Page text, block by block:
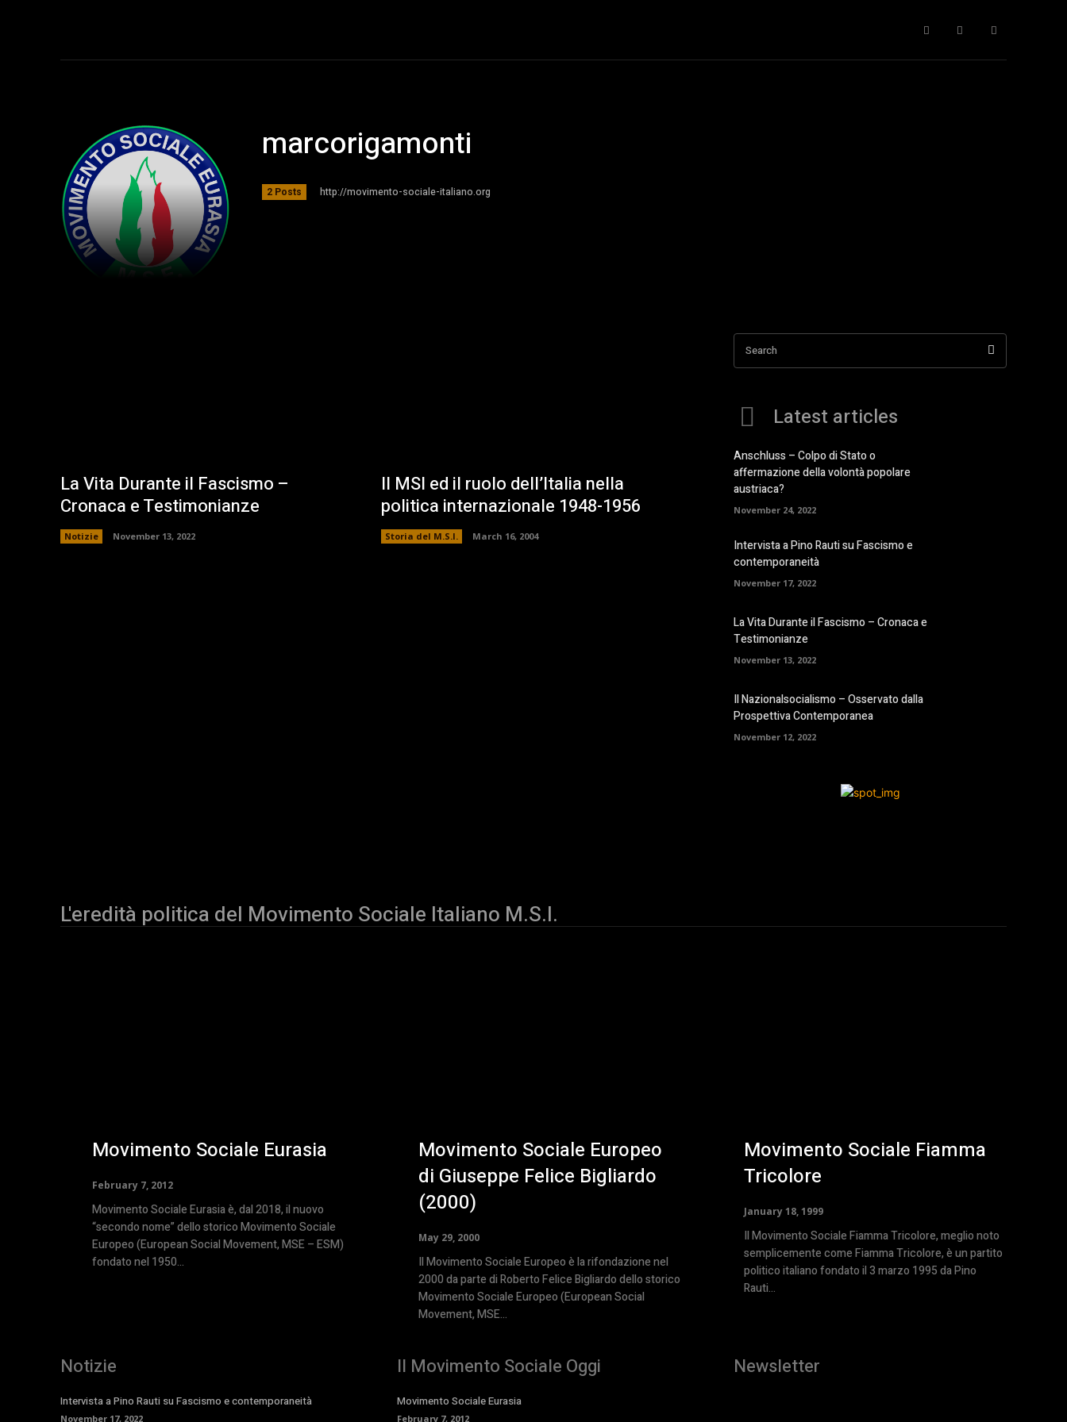
I Simboli Storici della Destra
marcorigamonti
2 Posts http://movimento-sociale-italiano.org
La Vita Durante il Fascismo –
Cronaca e Testimonianze
Notizie November 13, 2022
Il MSI ed il ruolo dell’Italia nella
politica internazionale 1948-1956
Storia del M.S.I. March 16, 2004
Search
Latest articles
Anschluss – Colpo di Stato o
affermazione della volontà popolare
austriaca?
November 24, 2022
Intervista a Pino Rauti su Fascismo e
contemporaneità
November 17, 2022
La Vita Durante il Fascismo – Cronaca e
Testimonianze
November 13, 2022
Il Nazionalsocialismo – Osservato dalla
Prospettiva Contemporanea
November 12, 2022
L'eredità politica del Movimento Sociale Italiano M.S.I.
Movimento Sociale Eurasia
February 7, 2012
Movimento Sociale Eurasia è, dal 2018, il nuovo
“secondo nome” dello storico Movimento Sociale
Europeo (European Social Movement, MSE – ESM)
fondato nel 1950...
Movimento Sociale Europeo
di Giuseppe Felice Bigliardo
(2000)
May 29, 2000
Il Movimento Sociale Europeo è la rifondazione nel
2000 da parte di Roberto Felice Bigliardo dello storico
Movimento Sociale Europeo (European Social
Movement, MSE...
Movimento Sociale Fiamma
Tricolore
January 18, 1999
Il Movimento Sociale Fiamma Tricolore, meglio noto
semplicemente come Fiamma Tricolore, è un partito
politico italiano fondato il 3 marzo 1995 da Pino
Rauti...
Notizie
Intervista a Pino Rauti su Fascismo e contemporaneità
November 17, 2022
Il Movimento Sociale Oggi
Movimento Sociale Eurasia
February 7, 2012
Newsletter